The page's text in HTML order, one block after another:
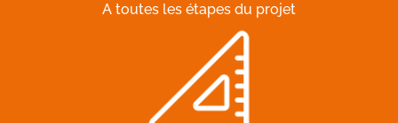
A toutes les étapes du projet